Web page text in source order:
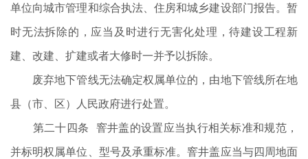
单位向城市管理和综合执法、住房和城乡建设部门报告。暂
时无法拆除的，应当及时进行无害化处理，待建设工程新
建、改建、扩建或者大修时一并予以拆除。
废弃地下管线无法确定权属单位的，由地下管线所在地
县（市、区）人民政府进行处置。
第二十四条 窨井盖的设置应当执行相关标准和规范，
并标明权属单位、型号及承重标准。窨井盖应当与四周地面